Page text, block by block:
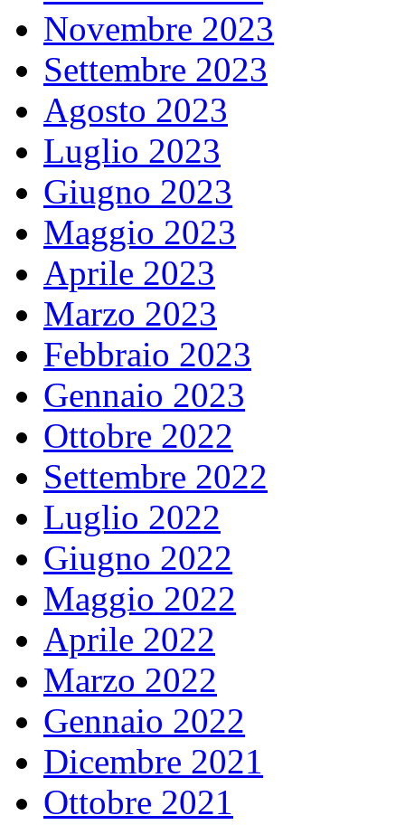
Novembre 2023
Settembre 2023
Agosto 2023
Luglio 2023
Giugno 2023
Maggio 2023
Aprile 2023
Marzo 2023
Febbraio 2023
Gennaio 2023
Ottobre 2022
Settembre 2022
Luglio 2022
Giugno 2022
Maggio 2022
Aprile 2022
Marzo 2022
Gennaio 2022
Dicembre 2021
Ottobre 2021